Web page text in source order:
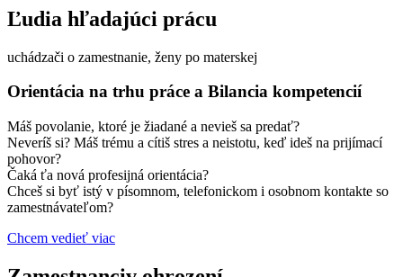
Ľudia hľadajúci prácu
uchádzači o zamestnanie, ženy po materskej
Orientácia na trhu práce a Bilancia kompetencií
Máš povolanie, ktoré je žiadané a nevieš sa predať?
Neveríš si? Máš trému a cítiš stres a neistotu, keď ideš na prijímací
pohovor?
Čaká ťa nová profesijná orientácia?
Chceš si byť istý v písomnom, telefonickom i osobnom kontakte so
zamestnávateľom?
Chcem vedieť viac